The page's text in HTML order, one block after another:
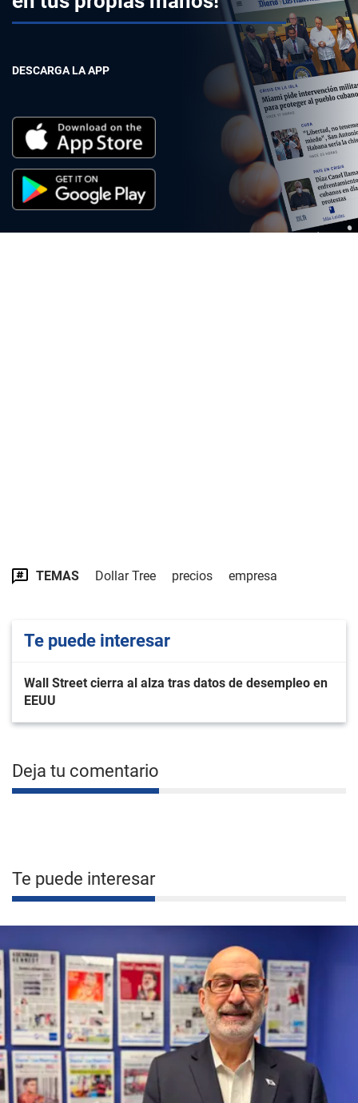
DESCARGA LA APP
TEMAS Dollar Tree precios empresa
Te puede interesar
Wall Street cierra al alza tras datos de desempleo en
EEUU
Deja tu comentario
Te puede interesar